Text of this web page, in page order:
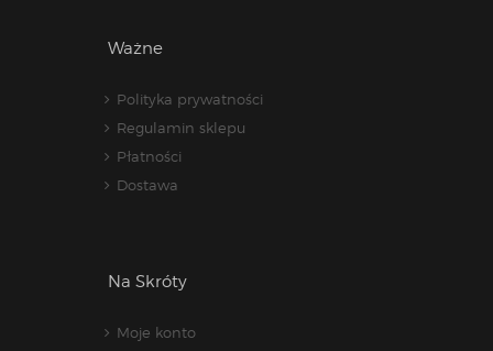
Ważne
Polityka prywatności
Regulamin sklepu
Płatności
Dostawa
Na Skróty
Moje konto